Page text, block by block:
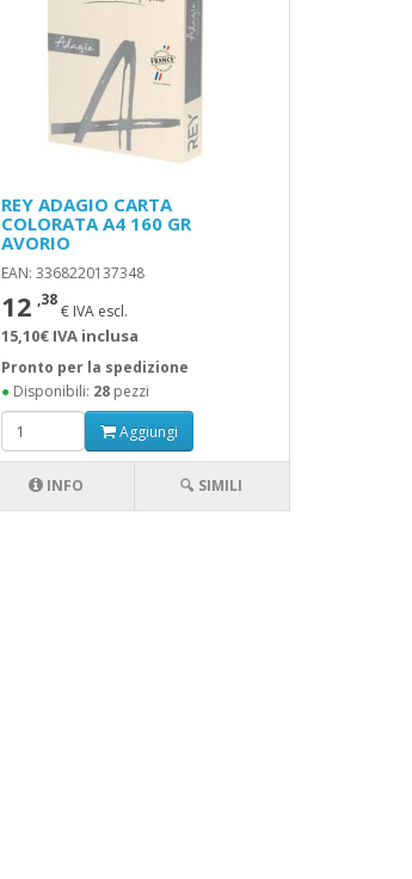
REY ADAGIO CARTA
COLORATA A4 160 GR
AVORIO
EAN: 3368220137348
12 ,38
€ IVA escl.
15,10€ IVA inclusa
Pronto per la spedizione
● Disponibili: 28 pezzi
Aggiungi
INFO 🔍 SIMILI